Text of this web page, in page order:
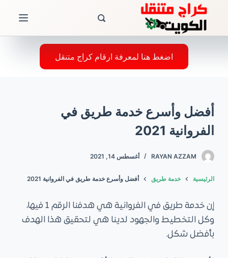
اضغط هنا لمعرفة ارقام كراج متنقل
أفضل وأسرع خدمة طريق في
الفروانية 2021
RAYAN AZZAM أغسطس 14, 2021
الرئيسية خدمة طريق أفضل وأسرع خدمة طريق في الفروانية 2021
إن خدمة طريق في الفروانية هي هدفنا الرقم 1 فيها،
وكل التخطيط والجهود لدينا هي لتحقيق هذا الهدف
بأفضل شكل.